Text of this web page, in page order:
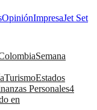
OpiniónImpresaJet Set
Semana
TurismoEstados
Personales4
en